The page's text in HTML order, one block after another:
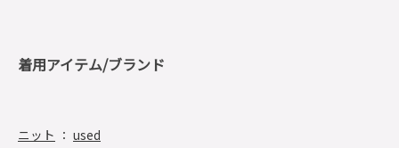
着用アイテム/ブランド
ニット ： used